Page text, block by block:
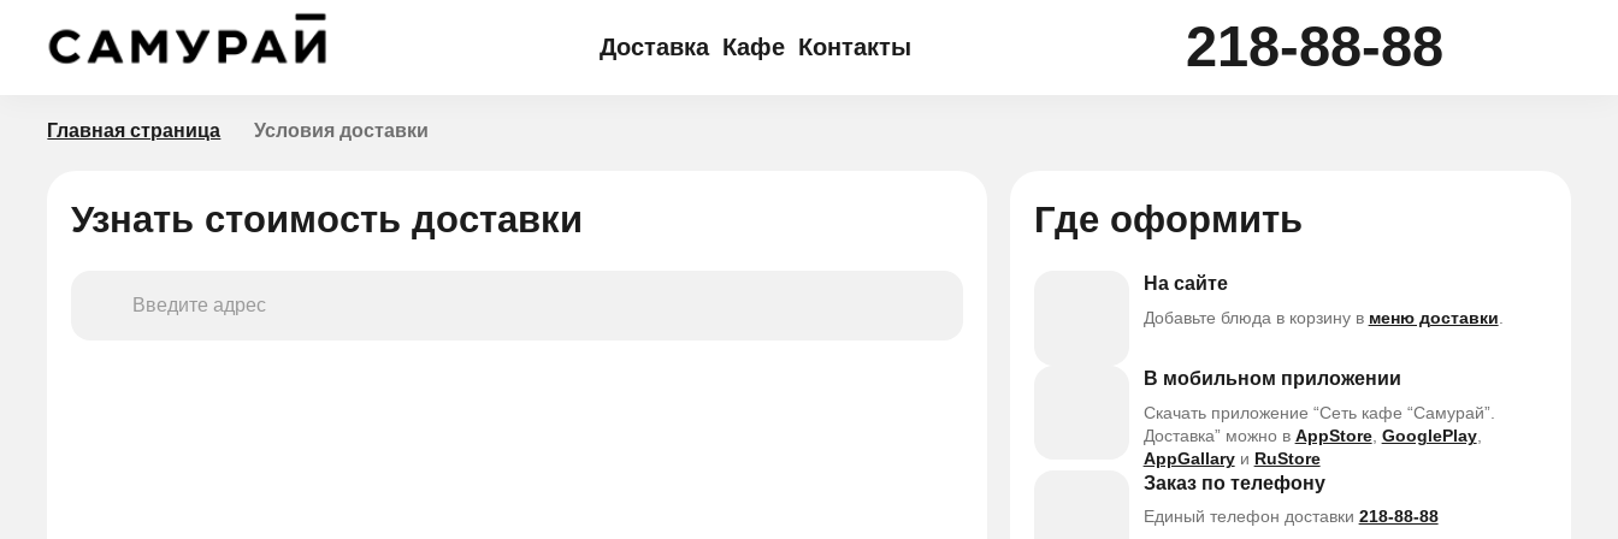
Доставка Кафе Контакты 218-88-88
Главная страница Условия доставки
Узнать стоимость доставки Где оформить
На сайте
Добавьте блюда в корзину в меню доставки
В мобильном приложении
Скачать приложение “Сеть кафе “Самурай”.
Доставка” можно в AppStore, GooglePlay,
AppGallaryи RuStore
Заказ по телефону
Единый телефон доставки 218‑88‑88